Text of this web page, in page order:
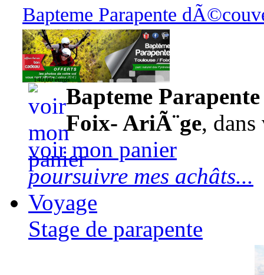
Bapteme Parapente
140,00 euros
Bapteme
Foix- AriÃ¨ge,
voir mon panier
poursuivre mes achâts...
Voyage
Stage de parapente